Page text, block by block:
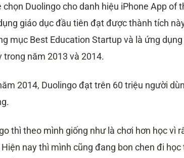
Duolingo cho danh hiệu iPhone App of
giáo dục đầu tiên đạt được thành tích
mục Best Education Startup và là ứng
trong năm 2013 và 2014.
2014, Duolingo đạt trên 60 triệu người
thì theo mình giống như là chơi hơn học vì
nay thì mình cũng đang bon chen đi